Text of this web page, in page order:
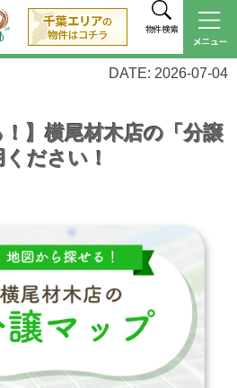
物件検索
DATE: 2026-07-04
！】横尾材木店の「分譲
ださい！